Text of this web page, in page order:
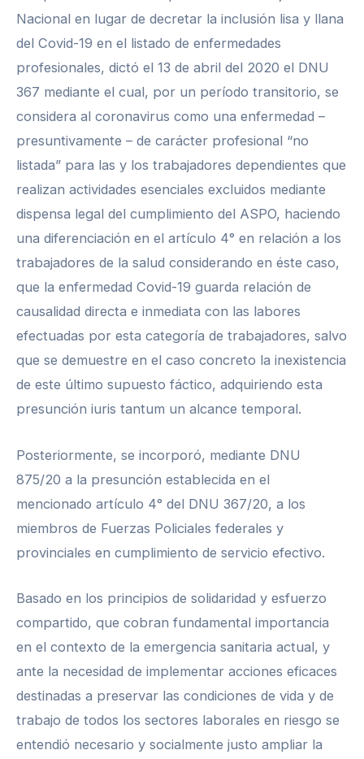
Nacional en lugar de decretar la inclusión lisa y llana
del Covid-19 en el listado de enfermedades
profesionales, dictó el 13 de abril del 2020 el DNU
367 mediante el cual, por un período transitorio, se
considera al coronavirus como una enfermedad –
presuntivamente – de carácter profesional “no
listada” para las y los trabajadores dependientes que
realizan actividades esenciales excluidos mediante
dispensa legal del cumplimiento del ASPO, haciendo
una diferenciación en el artículo 4° en relación a los
trabajadores de la salud considerando en éste caso,
que la enfermedad Covid-19 guarda relación de
causalidad directa e inmediata con las labores
efectuadas por esta categoría de trabajadores, salvo
que se demuestre en el caso concreto la inexistencia
de este último supuesto fáctico, adquiriendo esta
presunción iuris tantum un alcance temporal.
Posteriormente, se incorporó, mediante DNU
875/20 a la presunción establecida en el
mencionado artículo 4° del DNU 367/20, a los
miembros de Fuerzas Policiales federales y
provinciales en cumplimiento de servicio efectivo.
Basado en los principios de solidaridad y esfuerzo
compartido, que cobran fundamental importancia
en el contexto de la emergencia sanitaria actual, y
ante la necesidad de implementar acciones eficaces
destinadas a preservar las condiciones de vida y de
trabajo de todos los sectores laborales en riesgo se
entendió necesario y socialmente justo ampliar la